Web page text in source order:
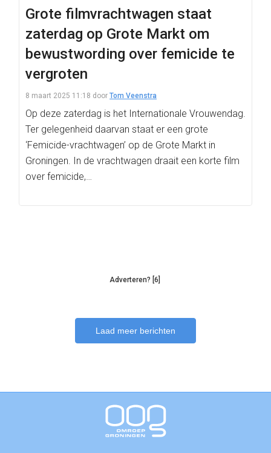
Grote filmvrachtwagen staat
zaterdag op Grote Markt om
bewustwording over femicide te
vergroten
8 maart 2025 11:18 door Tom Veenstra
Op deze zaterdag is het Internationale Vrouwendag.
Ter gelegenheid daarvan staat er een grote
‘Femicide-vrachtwagen’ op de Grote Markt in
Groningen. In de vrachtwagen draait een korte film
over femicide,…
Adverteren? [6]
Laad meer berichten